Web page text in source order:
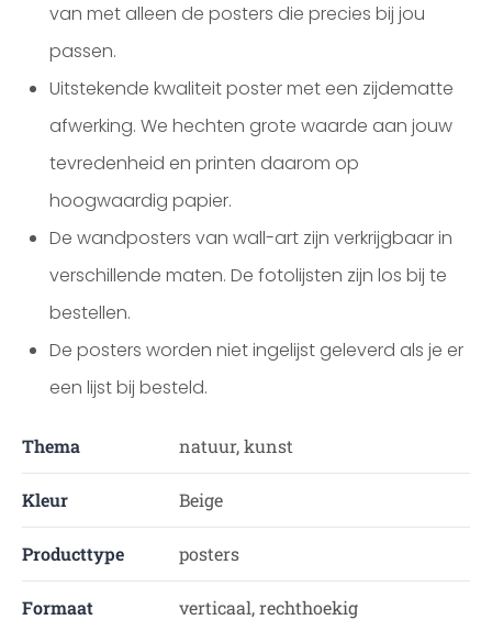
van met alleen de posters die precies bij jou
passen.
Uitstekende kwaliteit poster met een zijdematte
afwerking. We hechten grote waarde aan jouw
tevredenheid en printen daarom op
hoogwaardig papier.
De wandposters van wall-art zijn verkrijgbaar in
verschillende maten. De fotolijsten zijn los bij te
bestellen.
De posters worden niet ingelijst geleverd als je er
een lijst bij besteld.
Thema natuur, kunst
Kleur Beige
Producttype posters
Formaat verticaal, rechthoekig